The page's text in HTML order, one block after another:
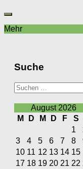
Mehr
Suche
Suchen
nach:
August 2026
M
D M D F S
1
3
4 5 6 7 8
10 11 12 13 14 15
17 18 19 20 21 22